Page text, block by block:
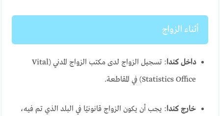
أثناء الزواج
داخل كندا
: تسجيل الزواج لدى مكتب الزواج المدني (Vital
Statistics Office) في المقاطعة.
خارج كندا: يجب أن يكون الزواج قانونيًا في البلد الذي تم فيه،